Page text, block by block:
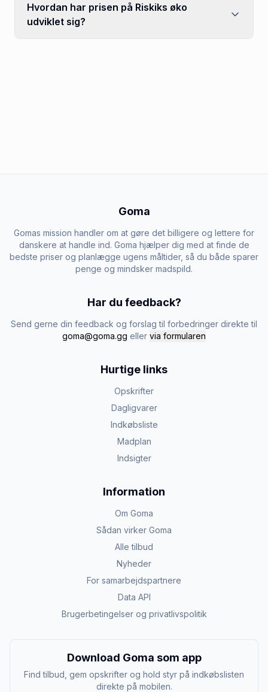
Hvordan har prisen på Riskiks øko
udviklet sig?
Goma
Gomas mission handler om at gøre det billigere og lettere for
danskere at handle ind. Goma hjælper dig med at finde de
bedste priser og planlægge ugens måltider, så du både sparer
penge og mindsker madspild.
Har du feedback?
Send gerne din feedback og forslag til forbedringer direkte til
goma@goma.gg eller via formularen
Hurtige links
Opskrifter
Dagligvarer
Indkøbsliste
Madplan
Indsigter
Information
Om Goma
Sådan virker Goma
Alle tilbud
Nyheder
For samarbejdspartnere
Data API
Brugerbetingelser og privatlivspolitik
Download Goma som app
Find tilbud, gem opskrifter og hold styr på indkøbslisten
direkte på mobilen.